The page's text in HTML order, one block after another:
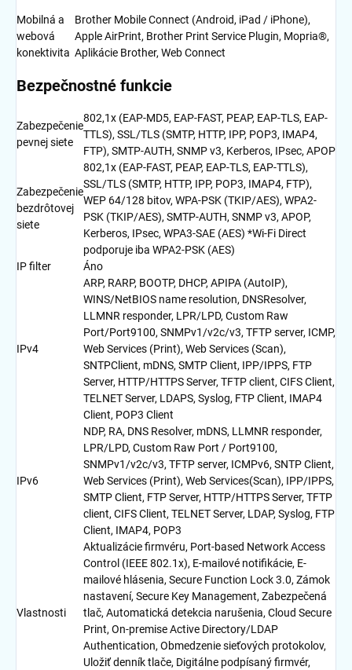
Mobilná a
webová
konektivita
Brother Mobile Connect (Android, iPad / iPhone),
Apple AirPrint, Brother Print Service Plugin, Mopria®,
Aplikácie Brother, Web Connect
Bezpečnostné funkcie
Zabezpečenie
pevnej siete
802,1x (EAP-MD5, EAP-FAST, PEAP, EAP-TLS, EAP-
TTLS), SSL/TLS (SMTP, HTTP, IPP, POP3, IMAP4,
FTP), SMTP-AUTH, SNMP v3, Kerberos, IPsec, APOP
Zabezpečenie
bezdrôtovej
siete
802,1x (EAP-FAST, PEAP, EAP-TLS, EAP-TTLS),
SSL/TLS (SMTP, HTTP, IPP, POP3, IMAP4, FTP),
WEP 64/128 bitov, WPA-PSK (TKIP/AES), WPA2-
PSK (TKIP/AES), SMTP-AUTH, SNMP v3, APOP,
Kerberos, IPsec, WPA3-SAE (AES) *Wi-Fi Direct
podporuje iba WPA2-PSK (AES)
IP filter
Áno
IPv4
ARP, RARP, BOOTP, DHCP, APIPA (AutoIP),
WINS/NetBIOS name resolution, DNSResolver,
LLMNR responder, LPR/LPD, Custom Raw
Port/Port9100, SNMPv1/v2c/v3, TFTP server, ICMP,
Web Services (Print), Web Services (Scan),
SNTPClient, mDNS, SMTP Client, IPP/IPPS, FTP
Server, HTTP/HTTPS Server, TFTP client, CIFS Client,
TELNET Server, LDAPS, Syslog, FTP Client, IMAP4
Client, POP3 Client
IPv6
NDP, RA, DNS Resolver, mDNS, LLMNR responder,
LPR/LPD, Custom Raw Port / Port9100,
SNMPv1/v2c/v3, TFTP server, ICMPv6, SNTP Client,
Web Services (Print), Web Services(Scan), IPP/IPPS,
SMTP Client, FTP Server, HTTP/HTTPS Server, TFTP
client, CIFS Client, TELNET Server, LDAP, Syslog, FTP
Client, IMAP4, POP3
Vlastnosti
Aktualizácie firmvéru, Port-based Network Access
Control (IEEE 802.1x), E-mailové notifikácie, E-
mailové hlásenia, Secure Function Lock 3.0, Zámok
nastavení, Secure Key Management, Zabezpečená
tlač, Automatická detekcia narušenia, Cloud Secure
Print, On-premise Active Directory/LDAP
Authentication, Obmedzenie sieťových protokolov,
Uložiť denník tlače, Digitálne podpísaný firmvér,